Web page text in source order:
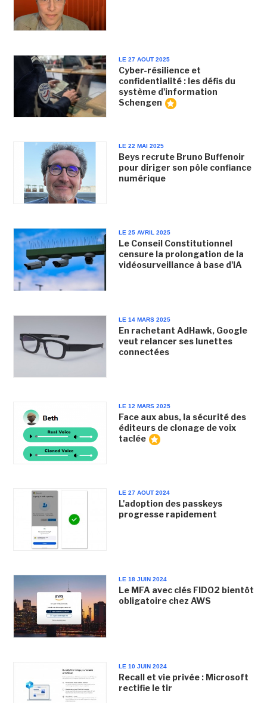
LE 27 AOUT 2025
Cyber-résilience et
confidentialité : les défis du
système d'information
Schengen
LE 22 MAI 2025
Beys recrute Bruno Buffenoir
pour diriger son pôle confiance
numérique
LE 25 AVRIL 2025
Le Conseil Constitutionnel
censure la prolongation de la
vidéosurveillance à base d'IA
LE 14 MARS 2025
En rachetant AdHawk, Google
veut relancer ses lunettes
connectées
LE 12 MARS 2025
Face aux abus, la sécurité des
éditeurs de clonage de voix
taclée
LE 27 AOUT 2024
L'adoption des passkeys
progresse rapidement
LE 18 JUIN 2024
Le MFA avec clés FIDO2 bientôt
obligatoire chez AWS
LE 10 JUIN 2024
Recall et vie privée : Microsoft
rectifie le tir